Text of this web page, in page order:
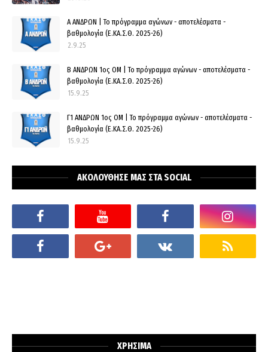
Α ΑΝΔΡΩΝ | Το πρόγραμμα αγώνων - αποτελέσματα -
βαθμολογία (Ε.ΚΑ.Σ.Θ. 2025-26)
2.9.25
Β ΑΝΔΡΩΝ 1ος ΟΜ | Το πρόγραμμα αγώνων - αποτελέσματα -
βαθμολογία (Ε.ΚΑ.Σ.Θ. 2025-26)
15.9.25
Γ1 ΑΝΔΡΩΝ 1ος ΟΜ | Το πρόγραμμα αγώνων - αποτελέσματα -
βαθμολογία (Ε.ΚΑ.Σ.Θ. 2025-26)
15.9.25
ΑΚΟΛΟΥΘΗΣΕ ΜΑΣ ΣΤΑ SOCIAL
ΧΡΗΣΙΜΑ